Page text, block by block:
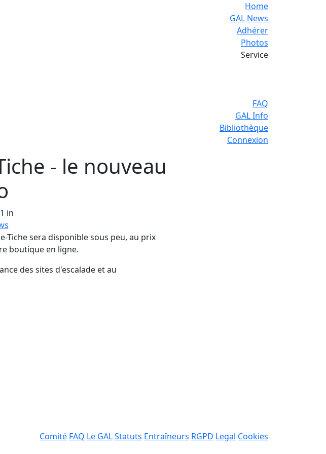
Home
GAL News
Adhérer
Photos
Service
FAQ
GAL Info
Bibliothèque
Connexion
- le nouveau
in
Tiche sera disponible sous peu, au prix
boutique en ligne.
des sites d'escalade et au
Comité FAQ Le GALStatuts Entraîneurs RGPD Legal Cookies